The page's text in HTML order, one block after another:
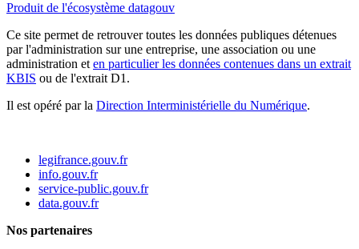
Produit de l'écosystème datagouv
Ce site permet de retrouver toutes les données publiques détenues
par l'administration sur une entreprise, une association ou une
administration et en particulier les données contenues dans un extrait
KBIS ou de l'extrait D1.
Il est opéré par la Direction Interministérielle du Numérique.
legifrance.gouv.fr
info.gouv.fr
service-public.gouv.fr
data.gouv.fr
Nos partenaires